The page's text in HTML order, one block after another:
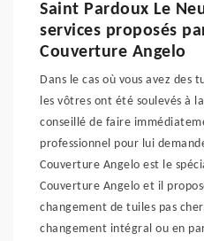
Saint Pardoux Le
services proposés
Couverture Angelo
Dans le cas où vous avez des
les vôtres ont été soulevés à
conseillé de faire
professionnel pour lui
Couverture Angelo est le
Couverture Angelo et il
changement de tuiles pas
changement intégral ou en